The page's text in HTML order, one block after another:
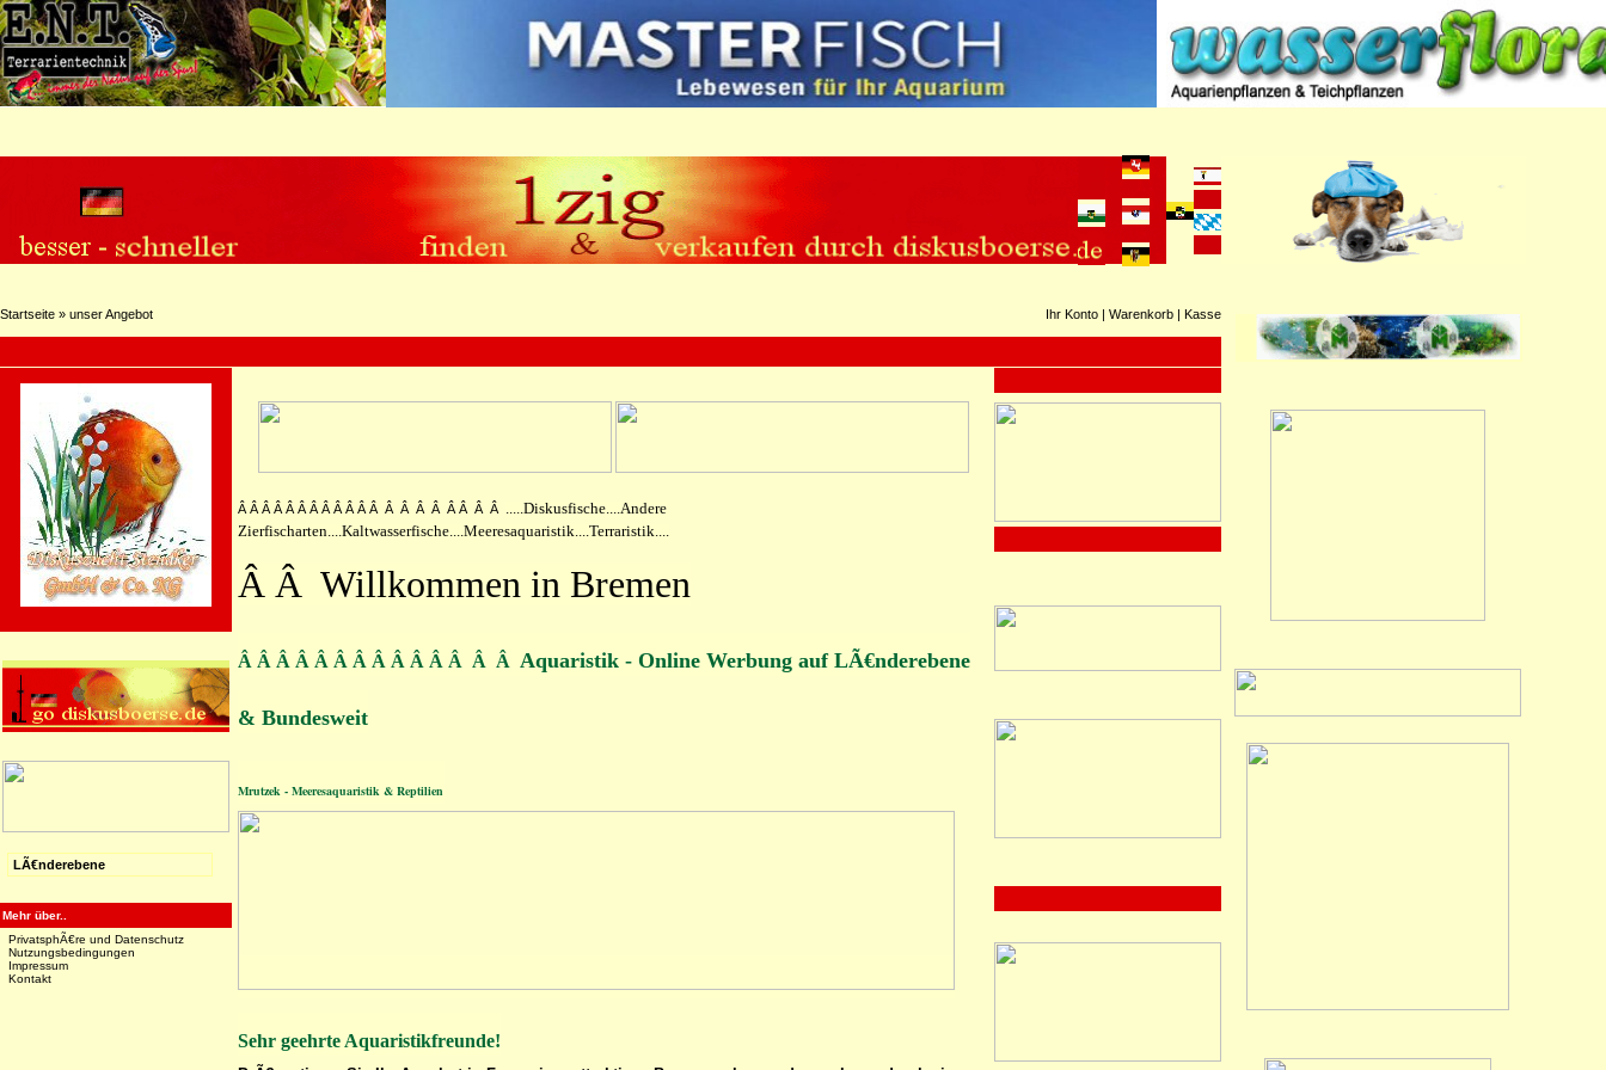
Startseite » unser Angebot Ihr Konto | Warenkorb | Kasse
LÃ€nderebene
Mehr über..
PrivatsphÃ€re und Datenschutz
Nutzungsbedingungen
Impressum
Kontakt
Â Â Â Â Â Â Â Â Â Â Â Â Â Â Â Â Â Â Â Â .....Diskusfische....Andere
Zierfischarten....Kaltwasserfische....Meeresaquaristik....Terraristik....
Â Â Willkommen in Bremen
Â Â Â Â Â Â Â Â Â Â Â Â Â Â Aquaristik - Online Werbung auf LÃ€nderebene
& Bundesweit
Mrutzek - Meeresaquaristik & Reptilien
Sehr geehrte Aquaristikfreunde!